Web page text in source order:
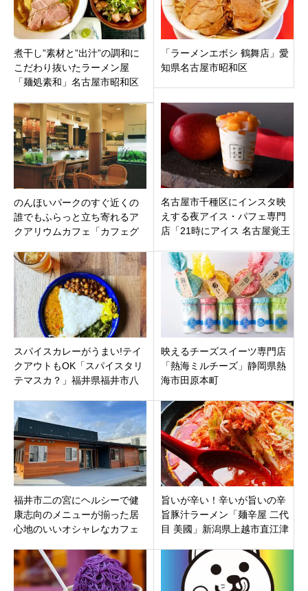
煮干し”素材と”出汁”の調和に
こだわり抜いたラーメン屋
「麺処素和」名古屋市昭和区
「ラーメンエボシ 鶴舞店」愛
知県名古屋市昭和区
のんほいパークのすぐ近くの
誰でもふらっと立ち寄れるア
クアリウムカフェ「カフェグ
月2日オープン
名古屋市千種区にインスタ映
えする夜アイス・パフェ専門
店「21時にアイス 名古屋覚王
の旨さ！
スパイスカレーがうまい!テイ
クアウトもOK「スパイスタリ
テマスカ？」福井県福井市八
映えるチーズスイーツ専門店
「熱海ミルチーズ」静岡県熱
海市田原本町
福井市二の宮にヘルシーで健
康志向のメニューが揃った居
心地のいいオシャレなカフェ
旨いが辛い！辛いが旨いの辛
旨豚汁ラーメン「麺辛屋 二代
目 美國」新潟県上越市直江津
ンです。